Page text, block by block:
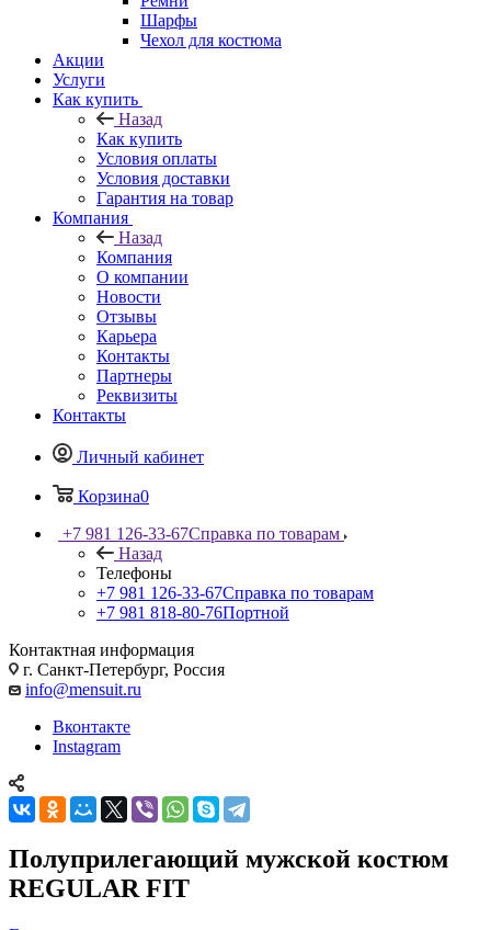
Шарфы
Чехол для костюма
Акции
Услуги
Как купить
Назад
Как купить
Условия оплаты
Условия доставки
Гарантия на товар
Компания
Назад
Компания
О компании
Новости
Отзывы
Карьера
Контакты
Партнеры
Реквизиты
Контакты
Личный кабинет
Корзина0
+7 981 126-33-67Справка по товарам
Назад
Телефоны
+7 981 126-33-67Справка по товарам
+7 981 818-80-76Портной
Контактная информация
г. Санкт-Петербург, Россия
info@mensuit.ru
Вконтакте
Instagram
Полуприлегающий мужской костюм
REGULAR FIT